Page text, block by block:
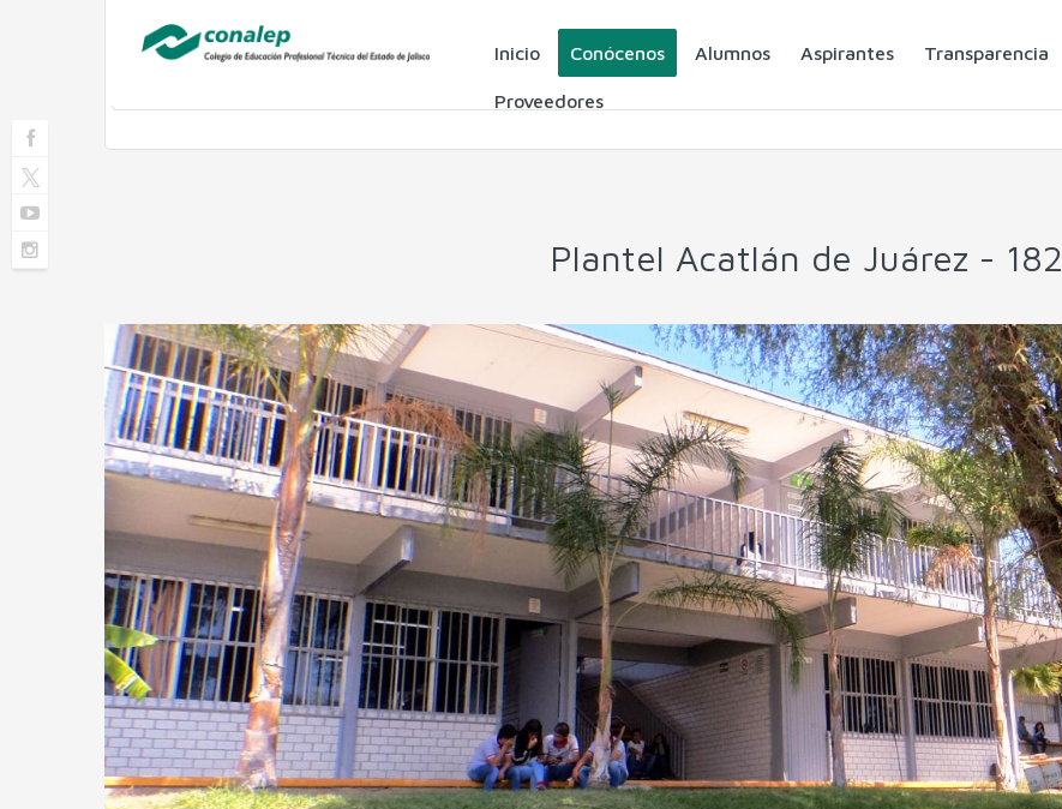
Inicio Conócenos Alumnos Aspirantes Transparencia
Proveedores
Plantel Acatlán de Juárez - 182